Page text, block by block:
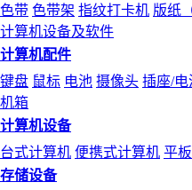
色带 色带架 指纹打卡机 版纸
计算机设备及软件
计算机配件
键盘 鼠标 电池 摄像头 插座/电
机箱
计算机设备
台式计算机 便携式计算机 平
存储设备